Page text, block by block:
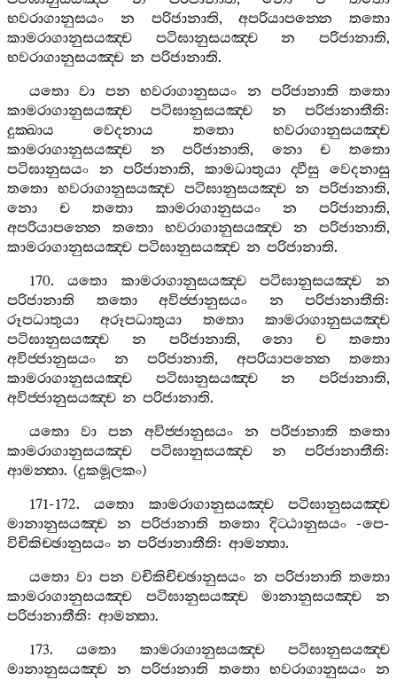
භවරාගානුසයං
න පරිජානාති,අපරියාපන‍්නෙ
තතො
කාමරාගානුසයඤ‍්ච
පටිඝානුසයඤ‍්ච න පරිජානාති,
භවරාගානුසයඤ‍්ච න පරිජානාති.
යතො
වා පන භවරාගානුසයං න පරිජානාති
තතො
කාමරාගානුසයඤ‍්ච
පටිඝානුසයඤ‍්ච න පරිජානාතීති:
දුක‍්ඛාය
වෙදනාය තතො
භවරාගානුසයඤ‍්ච
කාමරාගානුසයඤ‍්ච
න පරිජානාති, නො ච
තතො
පටිඝානුසයං
න පරිජානාති, කාමධාතුයා ද‍්වීසු
වෙදනාසු
තතො භවරාගානුසයඤ‍්ච පටිඝානුසයඤ‍්ච න පරිජානාති,
නො
ච තතො කාමරාගානුසයං න පරිජානාති,
අපරියාපන‍්නෙ
තතො භවරාගානුසයඤ‍්ච න පරිජානාති,
කාමරාගානුසයඤ‍්ච පටිඝානුසයඤ‍්ච න පරිජානාති.
170.යතො කාමරාගානුසයඤ‍්ච පටිඝානුසයඤ‍්ච
න
පරිජානාති
තතො අවිජ‍්ජානුසයං න පරිජානාතීති:
රූපධාතුයා
අරූපධාතුයා තතො
කාමරාගානුසයඤ‍්ච
පටිඝානුසයඤ‍්ච
න පරිජානාති,නො ච
තතො
අවිජ‍්ජානුසයං
න පරිජානාති, අපරියාපන‍්නෙ
තතො
කාමරාගානුසයඤ‍්ච
පටිඝානුසයඤ‍්ච න පරිජානාති,
අවිජ‍්ජානුසයඤ‍්ච න පරිජානාති.
යතො
වා පන අවිජ‍්ජානුසයං න පරිජානාති
තතො
කාමරාගානුසයඤ‍්ච
පටිඝානුසයඤ‍්ච න පරිජානාතීති:
ආමන‍්තා. (දුකමූලකං)
171-172.යතො කාමරාගානුසයඤ‍්ච
පටිඝානුසයඤ‍්ච
මානානුසයඤ‍්ච න පරිජානාති තතො දිට‍්ඨානුසයං-පෙ-
විචිකිච‍්ඡානුසයං න පරිජානාතීති: ආමන‍්තා.
යතො වා පන වචිකිචිච‍්ඡානුසයං න පරිජානාති තතො
කාමරාගානුසයඤ‍්ච
පටිඝානුසයඤ‍්ච මානානුසයඤ‍්ච
න
පරිජානාතීති: ආමන‍්තා.
173.යතො කාමරාගානුසයඤ‍්ච
පටිඝානුසයඤ‍්ච
මානානුසයඤ‍්ච න පරිජානාති තතො භවරාගානුසයං න